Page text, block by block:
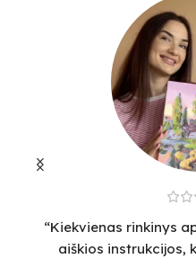
“Kiekvienas rinkinys
aiškios instrukcijos,